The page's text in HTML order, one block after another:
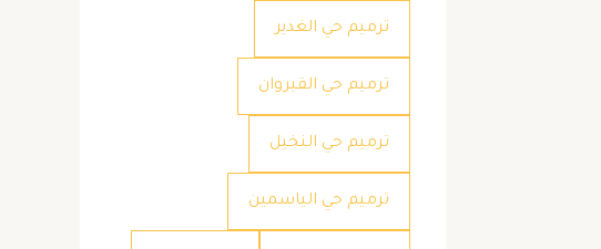
ترميم حي الغدير
ترميم حي القيروان
ترميم حي النخيل
ترميم حي الياسمين